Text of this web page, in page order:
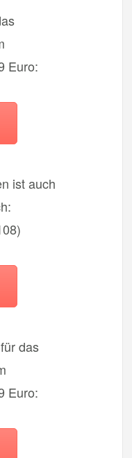
Euro:
ist auch
das
Euro: